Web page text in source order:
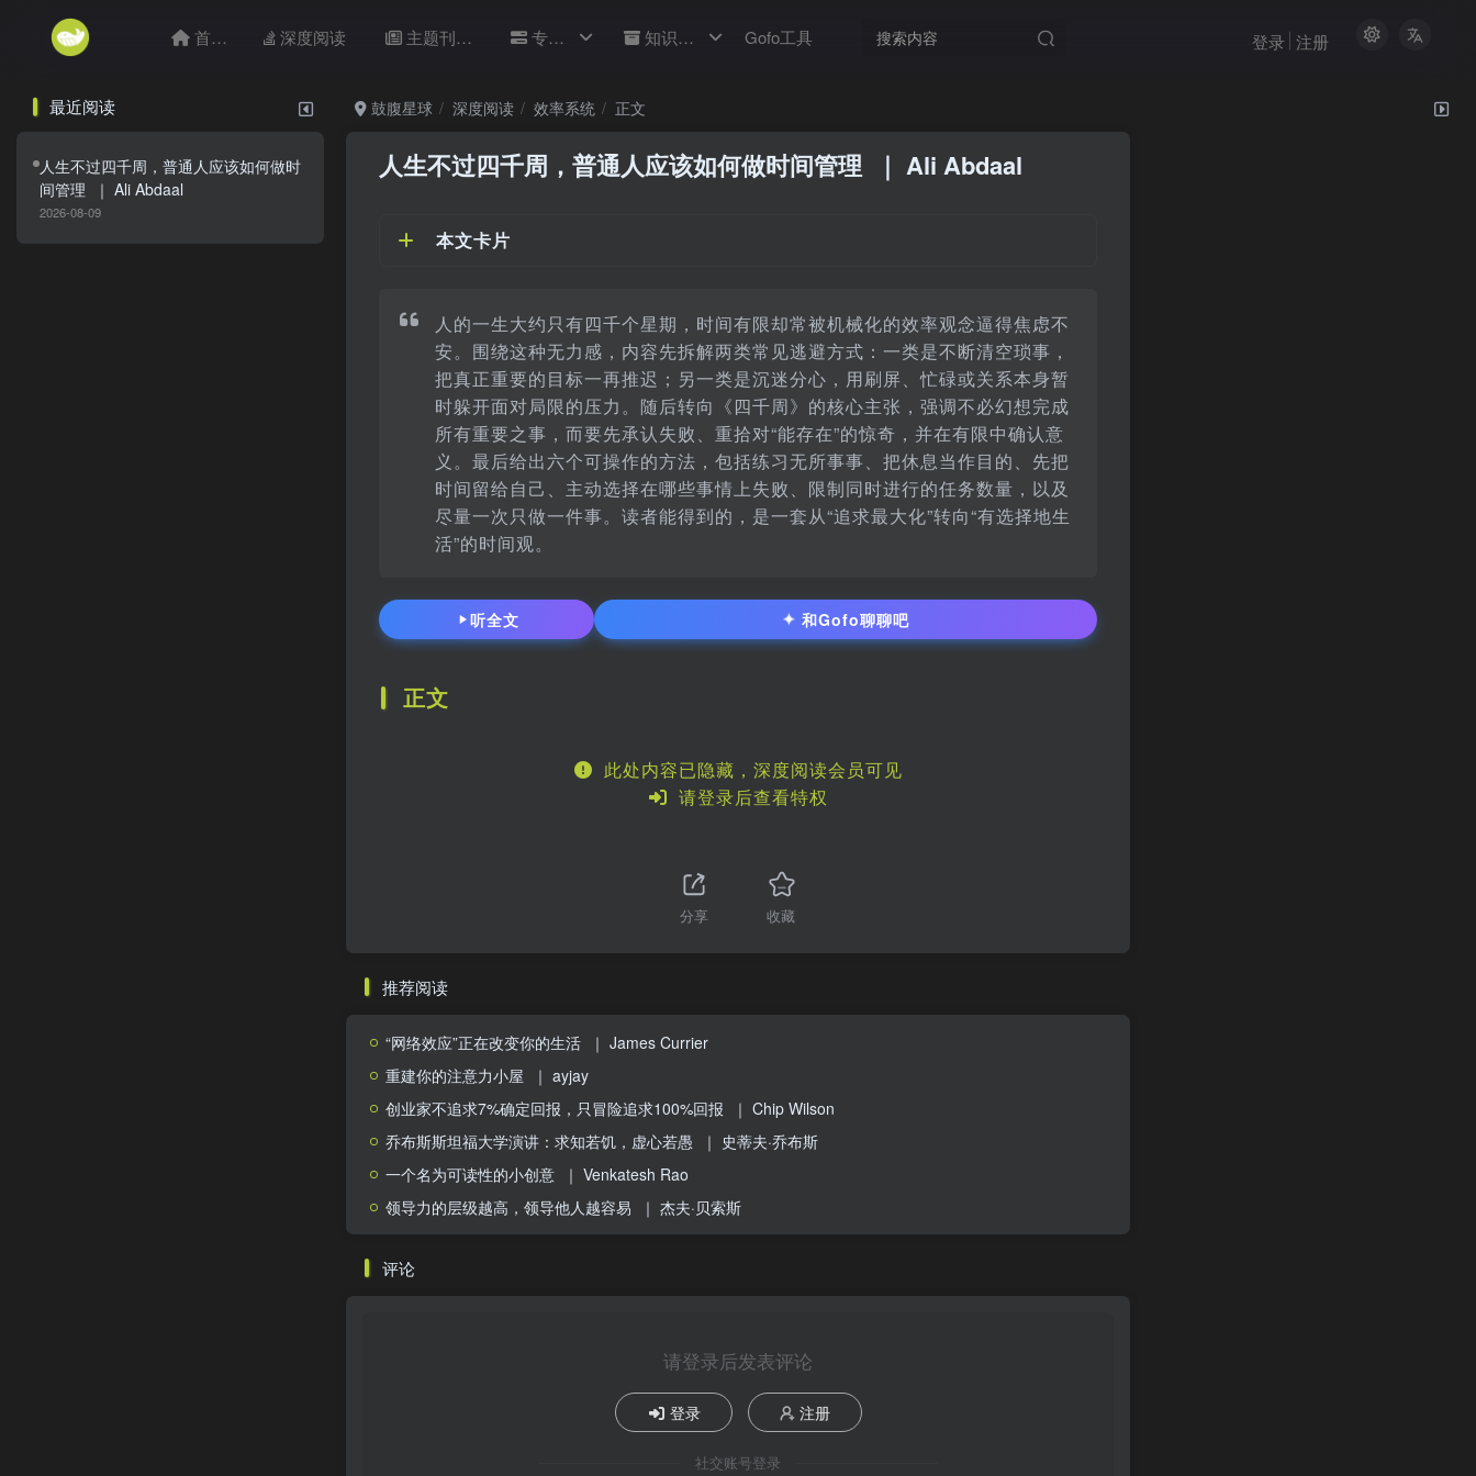
首页 深度阅读 主题刊目 专题 知识库 Gofo工具 登录 注册
最近阅读
人生不过四千周，普通人应该如何做时
间管理 ｜ Ali Abdaal
2026-08-09
鼓腹星球 深度阅读 效率系统 正文
人生不过四千周，普通人应该如何做时间管理 ｜ Ali Abdaal
本文卡片
人的一生大约只有四千个星期，时间有限却常被机械化的效率观念逼得焦虑不
安。围绕这种无力感，内容先拆解两类常见逃避方式：一类是不断清空琐事，
把真正重要的目标一再推迟；另一类是沉迷分心，用刷屏、忙碌或关系本身暂
时躲开面对局限的压力。随后转向《四千周》的核心主张，强调不必幻想完成
所有重要之事，而要先承认失败、重拾对“能存在”的惊奇，并在有限中确认意
义。最后给出六个可操作的方法，包括练习无所事事、把休息当作目的、先把
时间留给自己、主动选择在哪些事情上失败、限制同时进行的任务数量，以及
尽量一次只做一件事。读者能得到的，是一套从“追求最大化”转向“有选择地生
活”的时间观。
听全文 ✦和Gofo聊聊吧
正文
此处内容已隐藏，深度阅读会员可见
请登录后查看特权
分享 收藏
推荐阅读
“网络效应”正在改变你的生活 ｜ James Currier
重建你的注意力小屋 ｜ ayjay
创业家不追求7%确定回报，只冒险追求100%回报 ｜ Chip Wilson
乔布斯斯坦福大学演讲：求知若饥，虚心若愚 ｜ 史蒂夫·乔布斯
一个名为可读性的小创意 ｜ Venkatesh Rao
领导力的层级越高，领导他人越容易 ｜ 杰夫·贝索斯
评论
请登录后发表评论
登录 注册
社交账号登录